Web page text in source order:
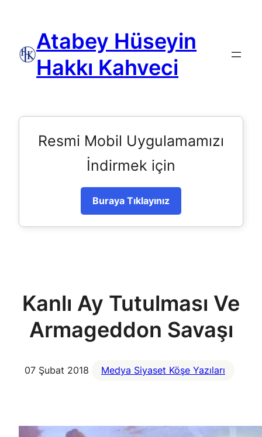
Atabey Hüseyin
Hakkı Kahveci
Resmi Mobil Uygulamamızı
İndirmek için
Buraya Tıklayınız
Kanlı Ay Tutulması Ve
Armageddon Savaşı
07 Şubat 2018 Medya Siyaset Köşe Yazıları